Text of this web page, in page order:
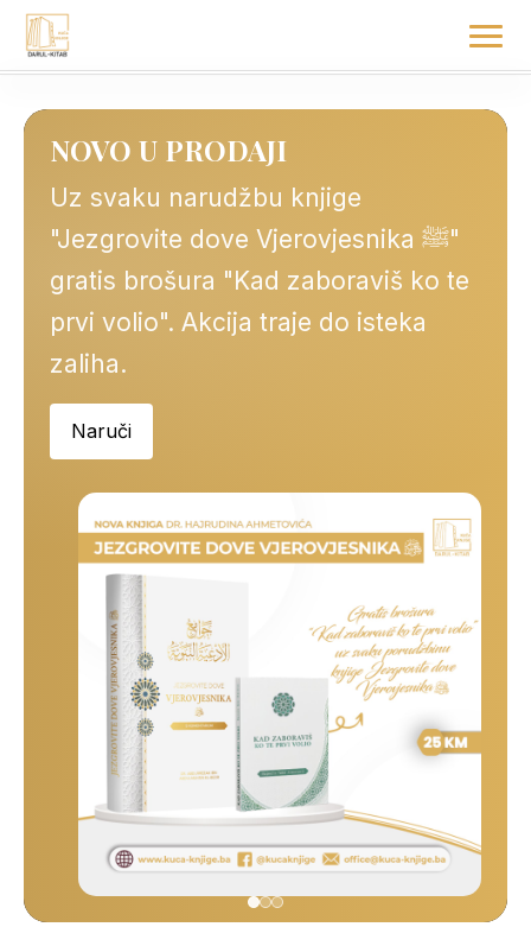
Preskoči
sadržaj
Meni
O Autoru
Kontakt
NOVO U PRODAJI
Uz svaku narudžbu knjige
"Jezgrovite dove Vjerovjesnika ﷺ"
gratis brošura "Kad zaboraviš ko te
prvi volio". Akcija traje do isteka
zaliha.
Naruči